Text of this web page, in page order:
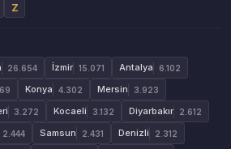
Z
26.654 İzmir 15.071 Antalya 6.102
Konya 4.302 Mersin 3.923
3.272 Kocaeli 3.132 Diyarbakır 2.612
2.444 Samsun 2.431 Denizli 2.312